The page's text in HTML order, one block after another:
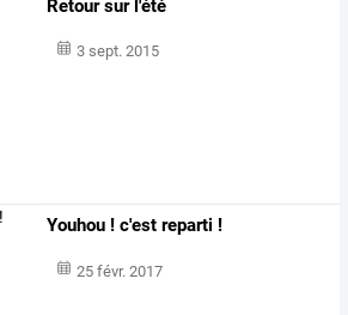
Retour sur l'été
3 sept. 2015
Youhou ! c'est reparti !
25 févr. 2017